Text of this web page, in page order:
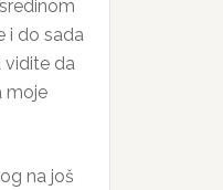
i do sada
vidite da
moje
na još